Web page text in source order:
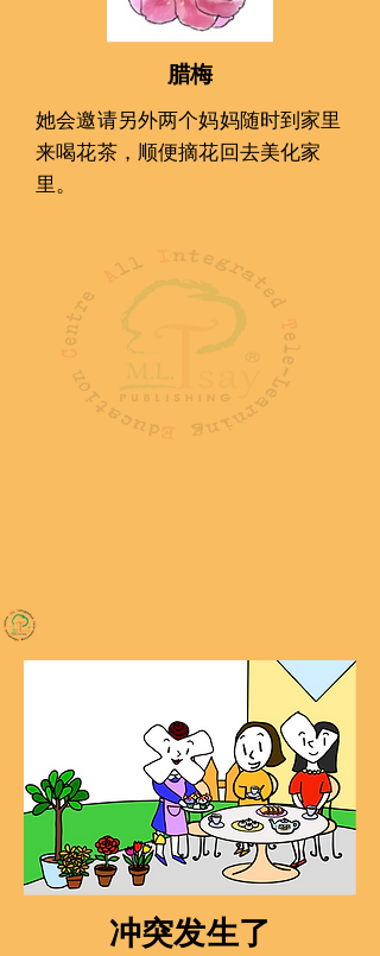
腊梅
她会󠇢邀请另外两个󠇡妈妈随时到家里
来喝花茶，顺便摘花回去美化家
里。
冲突发生了